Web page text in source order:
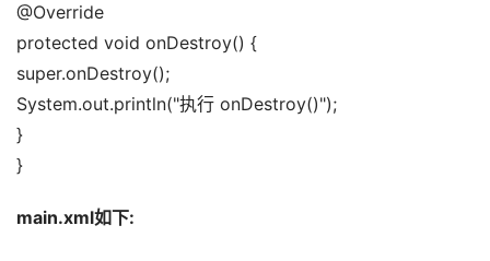
@Override
protected void onDestroy() {
super.onDestroy();
System.out.println("执行 onDestroy()");
}
}
main.xml如下: